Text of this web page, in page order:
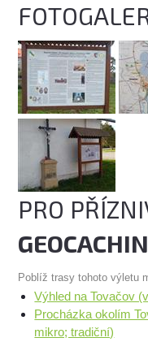
PRO
Poblíž trasy tohoto výletu
Výhled na Tovačov
Procházka okolím
mikro; tradiční)